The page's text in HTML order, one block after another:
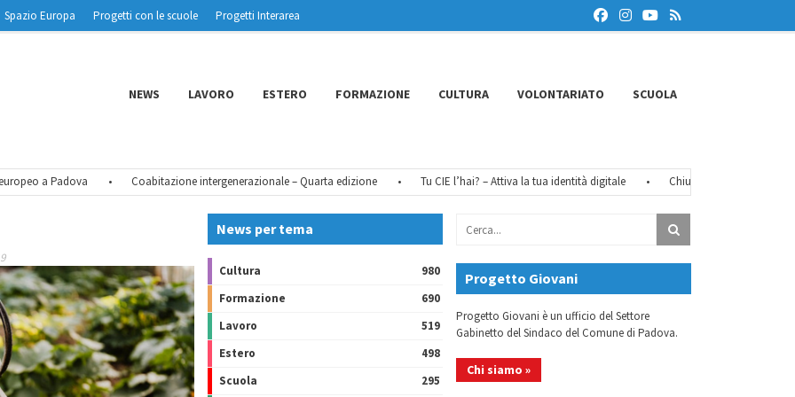
Spazio Europa Progetti con le scuole
Progetti Interarea
NEWS LAVORO ESTERO FORMAZIONE CULTURA VOLONTARIATO SCUOLA
a Padova • Coabitazione intergenerazionale – Quarta edizione • Tu CIE l’hai? – Attiva la tua identità digitale • Chiusure estive 2026
News per tema
Cultura
980
Formazione
690
Lavoro
519
Estero
498
Scuola
295
Progetto Giovani
Progetto Giovani è un ufficio del Settore
Gabinetto del Sindaco del Comune di Padova.
Chi siamo »